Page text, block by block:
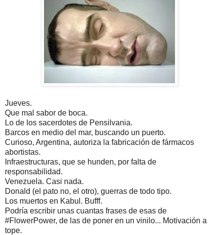
Jueves.
Que mal sabor de boca.
Lo de los sacerdotes de Pensilvania.
Barcos en medio del mar, buscando un puerto.
Curioso, Argentina, autoriza la fabricación de fármacos
abortistas.
Infraestructuras, que se hunden, por falta de
responsabilidad.
Venezuela. Casi nada.
Donald (el pato no, el otro), guerras de todo tipo.
Los muertos en Kabul. Bufff.
Podría escribir unas cuantas frases de esas de
#FlowerPower, de las de poner en un vinilo... Motivación a
tope.